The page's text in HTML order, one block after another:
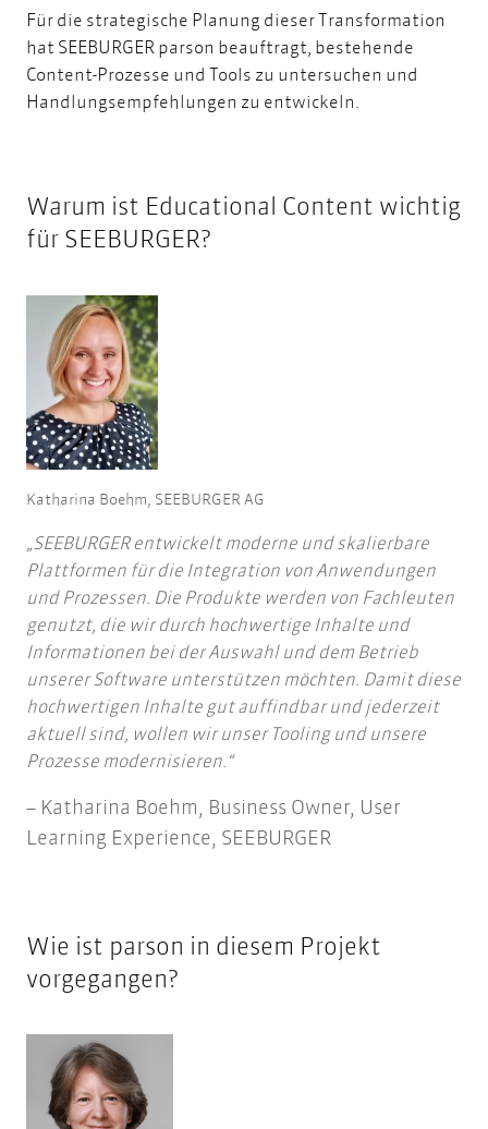
Für die strategische Planung dieser Transformation
hat SEEBURGER parson beauftragt, bestehende
Content-Prozesse und Tools zu untersuchen und
Handlungsempfehlungen zu entwickeln.
Warum ist Educational Content wichtig
für SEEBURGER?
Katharina Boehm, SEEBURGER AG
SEEBURGER entwickelt moderne und skalierbare
Plattformen für die Integration von Anwendungen
und Prozessen. Die Produkte werden von Fachleuten
genutzt, die wir durch hochwertige Inhalte und
Informationen bei der Auswahl und dem Betrieb
unserer Software unterstützen möchten. Damit diese
hochwertigen Inhalte gut auffindbar und jederzeit
aktuell sind, wollen wir unser Tooling und unsere
Prozesse modernisieren.
Katharina Boehm, Business Owner, User
Learning Experience, SEEBURGER
Wie ist parson in diesem Projekt
vorgegangen?